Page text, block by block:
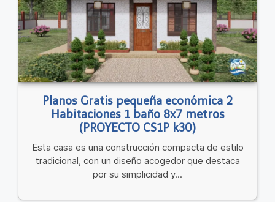
Planos Gratis pequeña económica 2
Habitaciones 1 baño 8x7 metros
(PROYECTO CS1P k30)
Esta casa es una construcción compacta de estilo
tradicional, con un diseño acogedor que destaca
por su simplicidad y...